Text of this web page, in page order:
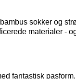
sokker og
materialer -
fantastisk